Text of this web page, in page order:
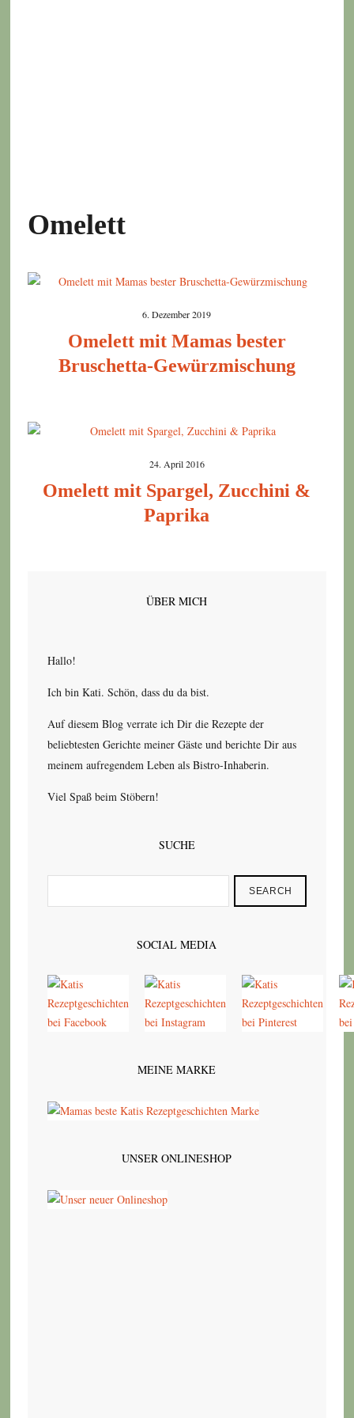
Omelett
6. Dezember 2019
Omelett mit Mamas bester
Bruschetta-Gewürzmischung
24. April 2016
Omelett mit Spargel, Zucchini &
Paprika
ÜBER MICH
Hallo!
Ich bin Kati. Schön, dass du da bist.
Auf diesem Blog verrate ich Dir die Rezepte der
beliebtesten Gerichte meiner Gäste und berichte Dir aus
meinem aufregendem Leben als Bistro-Inhaberin.
Viel Spaß beim Stöbern!
SUCHE
SEARCH
SOCIAL MEDIA
MEINE MARKE
UNSER ONLINESHOP